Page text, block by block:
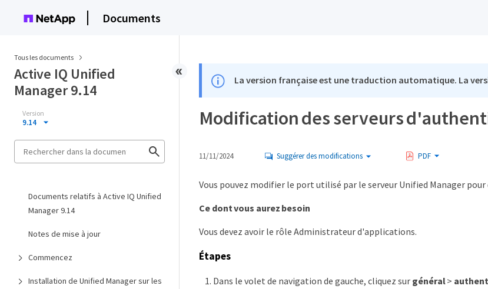
Documents
Tous les documents
Active IQ Unified
Manager 9.14
Version
9.14
Documents relatifs à Active IQ Unified
Manager 9.14
Notes de mise à jour
Commencez
Installation de Unified Manager sur les
La version française est une traduction automatique. La
Modification des serveurs
11/11/2024 Suggérer des modifications PDF
Vous pouvez modifier le port utilisé par le serveur Unified Manager
Ce dont vous aurez besoin
Vous devez avoir le rôle Administrateur d'applications.
Étapes
Dans le volet de navigation de gauche, cliquez sur général>